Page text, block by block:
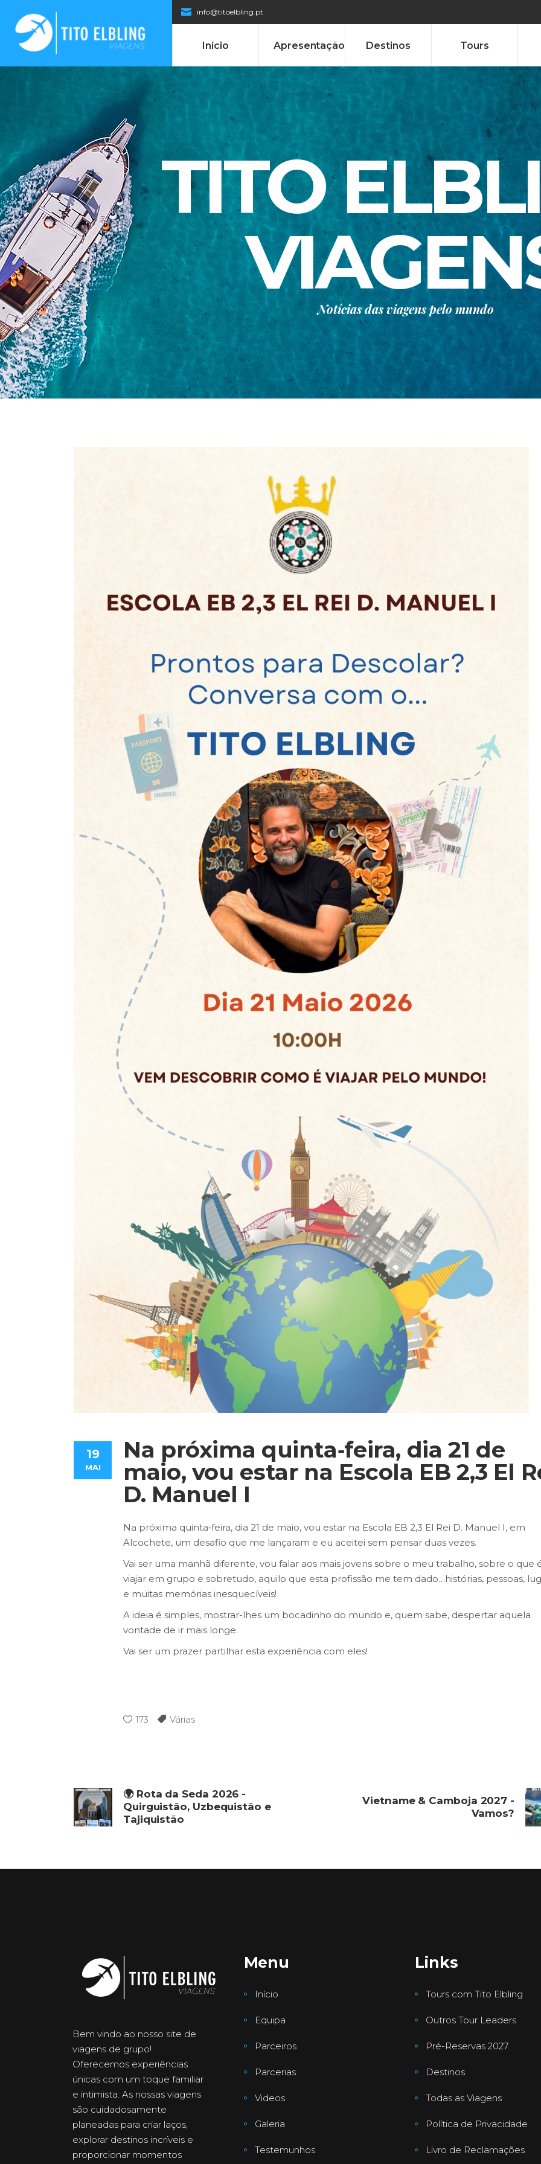
info@titoelbling.pt
Início Apresentação Destinos Tours
TITO
Notícias das viagens pelo mundo
19
MAI
Na próxima quinta‑feira, dia 21 de
maio, vou estar na Escola EB 2,3 El
D. Manuel I
Na próxima quinta‑feira, dia 21 de maio, vou estar na Escola EB 2,3 El Rei D. Manuel I, em
Alcochete, um desafio que me lançaram e eu aceitei sem pensar duas vezes.
Vai ser uma manhã diferente, vou falar aos mais jovens sobre o meu trabalho, sobre o que
viajar em grupo e sobretudo, aquilo que esta profissão me tem dado…histórias, pessoas,
e muitas memórias inesquecíveis!
A ideia é simples, mostrar-lhes um bocadinho do mundo e, quem sabe, despertar aquela
vontade de ir mais longe.
Vai ser um prazer partilhar esta experiência com eles!
173 Várias
🌍 Rota da Seda 2026 -
Quirguistão, Uzbequistão e
Tajiquistão
Vietname & Camboja 2027 -
Vamos?
Bem vindo ao nosso site de
viagens de grupo!
Oferecemos experiências
únicas com um toque familiar
e intimista. As nossas viagens
são cuidadosamente
planeadas para criar laços,
explorar destinos incríveis e
proporcionar momentos
Menu
Início
Equipa
Parceiros
Parcerias
Videos
Galeria
Testemunhos
Links
Tours com Tito Elbling
Outros Tour Leaders
Pré-Reservas 2027
Destinos
Todas as Viagens
Política de Privacidade
Livro de Reclamações